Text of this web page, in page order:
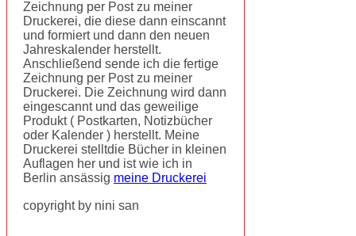
Zeichnung per Post zu meiner
Druckerei, die diese dann einscannt
und formiert und dann den neuen
Jahreskalender herstellt.
Anschließend sende ich die fertige
Zeichnung per Post zu meiner
Druckerei. Die Zeichnung wird dann
eingescannt und das geweilige
Produkt ( Postkarten, Notizbücher
oder Kalender ) herstellt. Meine
Druckerei stelltdie Bücher in kleinen
Auflagen her und ist wie ich in
Berlin ansässig meine Druckerei
copyright by nini san